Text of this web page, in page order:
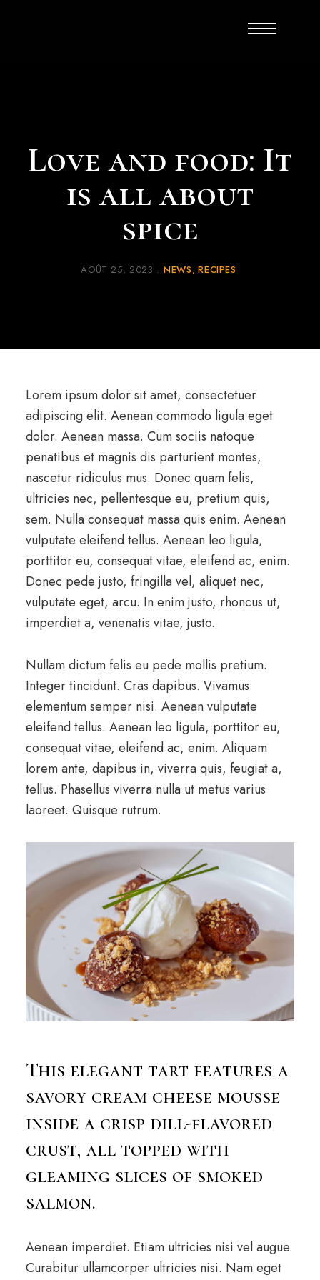
Love and food: It
is all about
spice
AOÛT 25, 2023 NEWS RECIPES
Lorem ipsum dolor sit amet, consectetuer
adipiscing elit. Aenean commodo ligula eget
dolor. Aenean massa. Cum sociis natoque
penatibus et magnis dis parturient montes,
nascetur ridiculus mus. Donec quam felis,
ultricies nec, pellentesque eu, pretium quis,
sem. Nulla consequat massa quis enim. Aenean
vulputate eleifend tellus. Aenean leo ligula,
porttitor eu, consequat vitae, eleifend ac, enim.
Donec pede justo, fringilla vel, aliquet nec,
vulputate eget, arcu. In enim justo, rhoncus ut,
imperdiet a, venenatis vitae, justo.
Nullam dictum felis eu pede mollis pretium.
Integer tincidunt. Cras dapibus. Vivamus
elementum semper nisi. Aenean vulputate
eleifend tellus. Aenean leo ligula, porttitor eu,
consequat vitae, eleifend ac, enim. Aliquam
lorem ante, dapibus in, viverra quis, feugiat a,
tellus. Phasellus viverra nulla ut metus varius
laoreet. Quisque rutrum.
This elegant tart features a
savory cream cheese mousse
inside a crisp dill-flavored
crust, all topped with
gleaming slices of smoked
salmon.
Aenean imperdiet. Etiam ultricies nisi vel augue.
Curabitur ullamcorper ultricies nisi. Nam eget